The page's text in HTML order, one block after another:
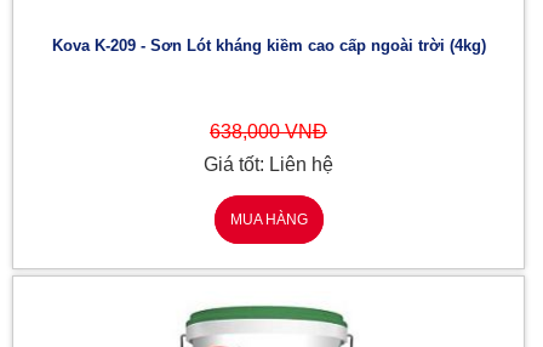
Kova K-209 - Sơn Lót kháng kiềm cao cấp ngoài trời (4kg)
638,000 VNĐ
Giá tốt: Liên hệ
MUA HÀNG